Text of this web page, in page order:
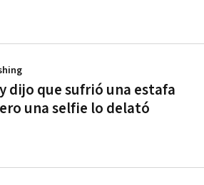
dijo que sufrió una estafa
una selfie lo delató